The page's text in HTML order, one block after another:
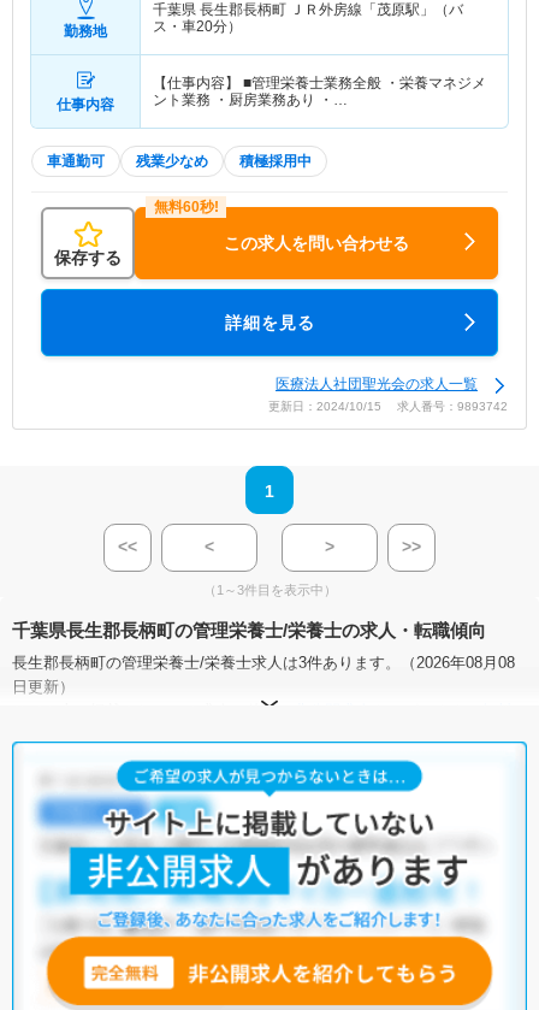
勤務地
千葉県 長生郡長柄町 ＪＲ外房線「茂原駅」（バ
ス・車20分）
仕事内容
【仕事内容】 ■管理栄養士業務全般 ・栄養マネジメ
ント業務 ・厨房業務あり ・…
車通勤可 残業少なめ 積極採用中
保存する
この求人を問い合わせる
詳細を見る
医療法人社団聖光会の求人一覧
更新日：2024/10/15 求人番号：9893742
1
<< < > >>
（1～3件目を表示中）
千葉県長生郡長柄町の管理栄養士/栄養士の求人・転職傾向
長生郡長柄町の管理栄養士/栄養士求人は3件あります。（2026年08月08
日更新）
サイト上に掲載されている求人の他に、
う求人を提案させていただきます。
長生郡長柄町の管理栄養士/栄養士求人では以下のような条件が人気で
す。
積極採用中 ・残業少なめ・ 住宅手当・補助あり・正社員(正職員)
・病院 ・介護福祉施設
他の条件でも人気の求人がございますので、「こだわり条件」から検索
いただくか、お気軽にお問い合わせください。
全国の管理栄養士/栄養士求人から検索いただくことも可能です。